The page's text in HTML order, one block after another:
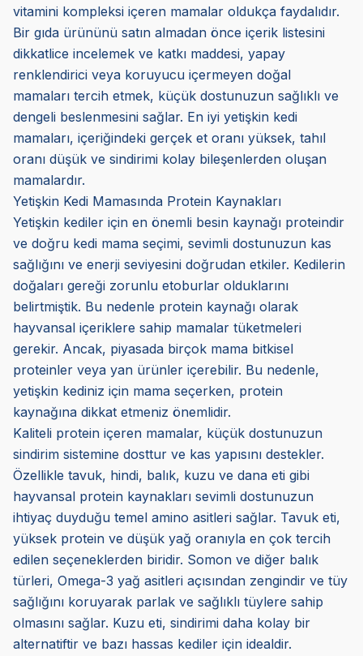
vitamini kompleksi içeren mamalar oldukça faydalıdır.
Bir gıda ürününü satın almadan önce içerik listesini
dikkatlice incelemek ve katkı maddesi, yapay
renklendirici veya koruyucu içermeyen doğal
mamaları tercih etmek, küçük dostunuzun sağlıklı ve
dengeli beslenmesini sağlar. En iyi yetişkin kedi
mamaları, içeriğindeki gerçek et oranı yüksek, tahıl
oranı düşük ve sindirimi kolay bileşenlerden oluşan
mamalardır.
Yetişkin Kedi Mamasında Protein Kaynakları
Yetişkin kediler için en önemli besin kaynağı proteindir
ve doğru kedi mama seçimi, sevimli dostunuzun kas
sağlığını ve enerji seviyesini doğrudan etkiler. Kedilerin
doğaları gereği zorunlu etoburlar olduklarını
belirtmiştik. Bu nedenle protein kaynağı olarak
hayvansal içeriklere sahip mamalar tüketmeleri
gerekir. Ancak, piyasada birçok mama bitkisel
proteinler veya yan ürünler içerebilir. Bu nedenle,
yetişkin kediniz için mama seçerken, protein
kaynağına dikkat etmeniz önemlidir.
Kaliteli protein içeren mamalar, küçük dostunuzun
sindirim sistemine dosttur ve kas yapısını destekler.
Özellikle tavuk, hindi, balık, kuzu ve dana eti gibi
hayvansal protein kaynakları sevimli dostunuzun
ihtiyaç duyduğu temel amino asitleri sağlar. Tavuk eti,
yüksek protein ve düşük yağ oranıyla en çok tercih
edilen seçeneklerden biridir. Somon ve diğer balık
türleri, Omega-3 yağ asitleri açısından zengindir ve tüy
sağlığını koruyarak parlak ve sağlıklı tüylere sahip
olmasını sağlar. Kuzu eti, sindirimi daha kolay bir
alternatiftir ve bazı hassas kediler için idealdir.